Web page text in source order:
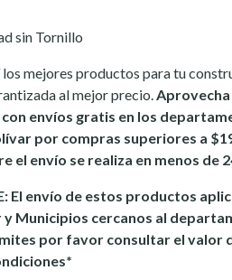
sin Tornillo
los mejores productos para tu
al mejor precio.
envíos gratis en los
por compras superiores a
el envío se realiza en menos de
El envío de estos productos
y Municipios cercanos al
por favor consultar el valor